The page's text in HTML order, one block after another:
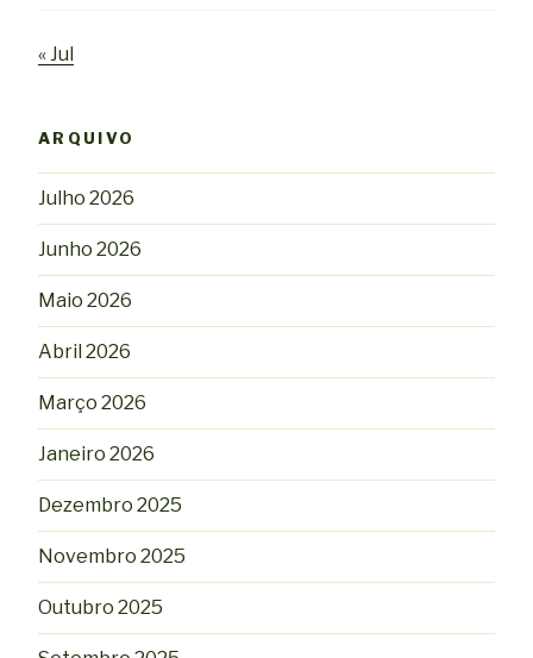
« Jul
ARQUIVO
Julho 2026
Junho 2026
Maio 2026
Abril 2026
Março 2026
Janeiro 2026
Dezembro 2025
Novembro 2025
Outubro 2025